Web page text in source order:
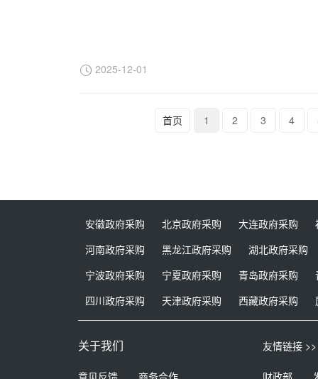
2025-12-01
1 2 3 4
首页
安徽政府采购 北京政府采购 大连政府采购
河南政府采购
黑龙江政府采购
湖北政府采购
宁波政府采购
宁夏政府采购 青岛政府采购
四川政府采购
天津政府采购 西藏政府采购
关于我们
意见反馈 商务合作
友情链接 >>
财政部